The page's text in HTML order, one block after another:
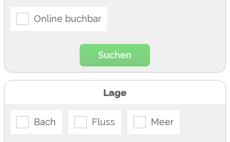
Online buchbar
Suchen
Lage
Bach Fluss Meer
über "COOKIES" geändert werden!